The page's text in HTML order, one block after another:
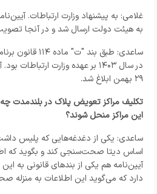
غلامی: به پیشنهاد وزارت ارتباطات.
به هیئت دولت ارسال شد و در آنجا
ساعدی: طبق بند
در سال ۱۴۰۳ بر عهده وزارت
۲۹ بهمن ابلاغ شد.
تکلیف مراکز تعویض پلاک در بلندمدت
این مراکز منحل شوند؟
ساعدی: یکی از دغدغه‌هایی که پلیس
اساس دیتا صحت‌سنجی کند و بگوید که
آیین‌نامه هم یکی از بندهای قانونی به
دارد که می‌گوید این اطلاعات به